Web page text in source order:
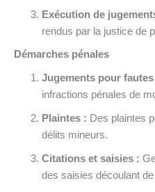
Exécution de
rendus par la justice de
Démarches pénales
Jugements pour
infractions pénales de
Plaintes : Des plaintes
délits mineurs.
Citations et saisies :
des saisies découlant